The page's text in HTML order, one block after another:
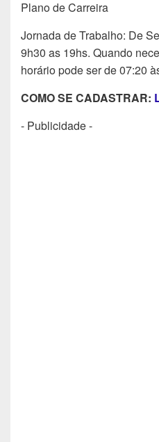
Plano de Carreira
Jornada de Trabalho: De
9h30 as 19hs. Quando
horário pode ser de 07:20
COMO SE CADASTRAR:
- Publicidade -